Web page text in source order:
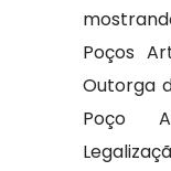
Poços
Outorga
Poço